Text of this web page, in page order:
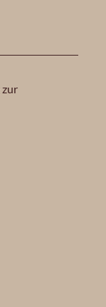
zur